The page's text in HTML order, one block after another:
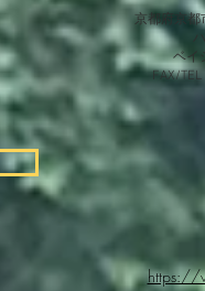
京都府京都
ベイ
FAX/TEL
https://